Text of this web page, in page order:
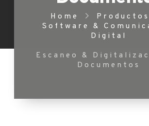
Home
Productos
Software &
Digital
Escaneo &
Documentos